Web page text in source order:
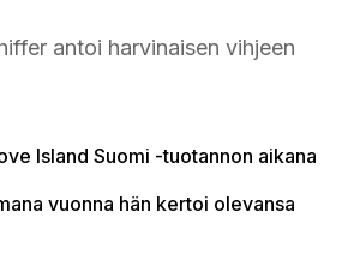
antoi harvinaisen vihjeen
Island Suomi -tuotannon aikana
vuonna hän kertoi olevansa